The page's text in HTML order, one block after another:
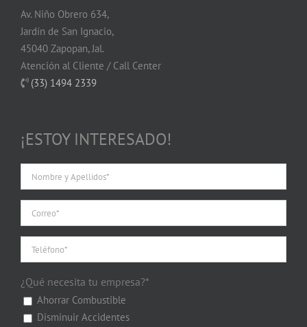
Av. Niño Obrero 634,
Jardín de San Ignacio,
45040 Zapopan, Jal.
Atención al Cliente / Call Center
(33) 1494 2339
¡ESTOY INTERESADO!
¿Qué necesita tu empresa?*
Ahorrar Combustible
Disminuir Accidentes